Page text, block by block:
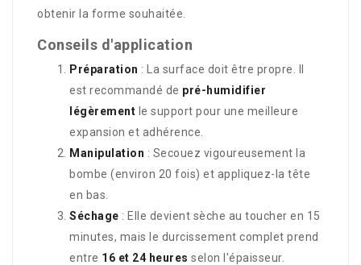
obtenir la forme souhaitée.
Conseils d'application
Préparation : La surface doit être propre. Il
est recommandé de pré-humidifier
légèrement le support pour une meilleure
expansion et adhérence.
Manipulation : Secouez vigoureusement la
bombe (environ 20 fois) et appliquez-la tête
en bas.
Séchage : Elle devient sèche au toucher en 15
minutes, mais le durcissement complet prend
entre 16 et 24 heures selon l'épaisseur.